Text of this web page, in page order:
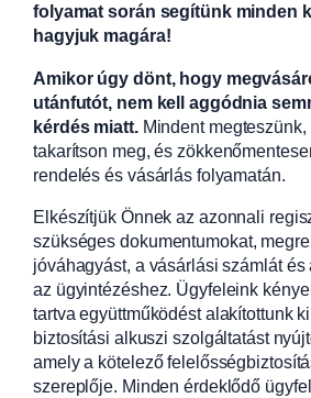
folyamat során segítünk minden
hagyjuk magára!
Amikor úgy dönt, hogy
utánfutót, nem kell aggódnia
kérdés miatt. Mindent
takarítson meg, és
rendelés és vásárlás folyamatán.
Elkészítjük Önnek az azonnali
szükséges dokumentumokat,
jóváhagyást, a vásárlási számlát
az ügyintézéshez. Ügyfeleink
tartva együttműködést alakítottunk
biztosítási alkuszi szolgáltatást
amely a kötelező
szereplője. Minden érdeklődő